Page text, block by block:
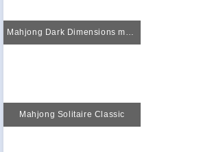
Mahjong Dark Dimensions more time
Mahjong Solitaire Classic